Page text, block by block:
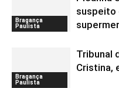
Bragança
Paulista
suspeito
Bragança
Paulista
Tribunal
Cristina,